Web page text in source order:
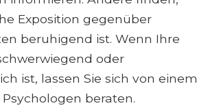
Exposition gegenüber
beruhigend ist. Wenn Ihre
oder
ist, lassen Sie sich von einem
beraten.